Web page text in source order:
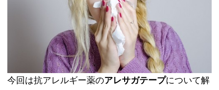
今回は抗アレルギー薬のアレサガテープについて解